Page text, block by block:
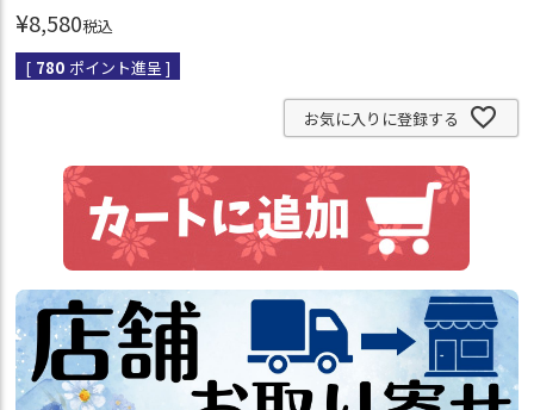
¥8,580税込
[ 780 ポイント進呈 ]
お気に入りに登録する